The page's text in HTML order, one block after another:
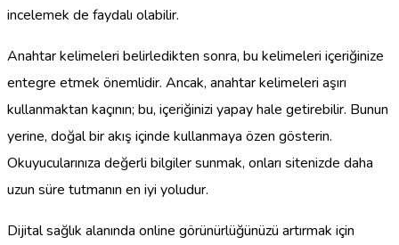
incelemek de faydalı olabilir.
Anahtar kelimeleri belirledikten sonra, bu kelimeleri içeriğinize
entegre etmek önemlidir. Ancak, anahtar kelimeleri aşırı
kullanmaktan kaçının; bu, içeriğinizi yapay hale getirebilir. Bunun
yerine, doğal bir akış içinde kullanmaya özen gösterin.
Okuyucularınıza değerli bilgiler sunmak, onları sitenizde daha
uzun süre tutmanın en iyi yoludur.
Dijital sağlık alanında online görünürlüğünüzü artırmak için